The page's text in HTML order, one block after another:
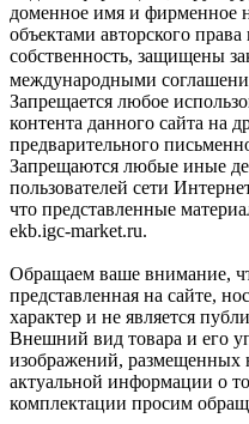
доменное имя и фирменное
объектами авторского
собственность, защищены
международными
Запрещается любое
контента данного сайта на
предварительного
Запрещаются любые иные
пользователей сети
что представленные
ekb.igc-market.ru.
Обращаем ваше внимание,
представленная на сайте,
характер и не является
Внешний вид товара и его
изображений, размещенных
актуальной информации о
комплектации просим